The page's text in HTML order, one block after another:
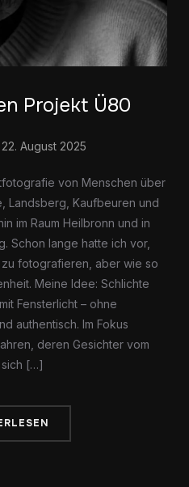
Projekt Ü80
22. August 2025
von Menschen über
Landsberg, Kaufbeuren und
im Raum Heilbronn und in
Schon lange hatte ich vor,
zu fotografieren, aber wie so
Meine Idee: Schlichte
Fensterlicht – ohne
authentisch. Im Fokus
deren Gesichter vom
sich […]